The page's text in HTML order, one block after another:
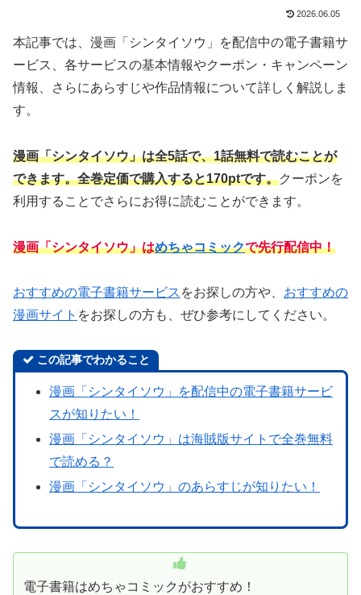
2026.06.05
本記事では、漫画「シンタイソウ」を配信中の電子書籍サ
ービス、各サービスの基本情報やクーポン・キャンペーン
情報、さらにあらすじや作品情報について詳しく解説しま
す。
漫画「シンタイソウ」は全5話で、1話無料で読むことが
できます。全巻定価で購入すると170ptです。クーポンを
利用することでさらにお得に読むことができます。
漫画「シンタイソウ」はめちゃコミックで先行配信中！
おすすめの電子書籍サービス をお探しの方や、 おすすめの
漫画サイト をお探しの方も、ぜひ参考にしてください。
この記事でわかること
漫画「シンタイソウ」を配信中の電子書籍サービ
スが知りたい！
漫画「シンタイソウ」は海賊版サイトで全巻無料
で読める？
漫画「シンタイソウ」のあらすじが知りたい！
電子書籍はめちゃコミックがおすすめ！